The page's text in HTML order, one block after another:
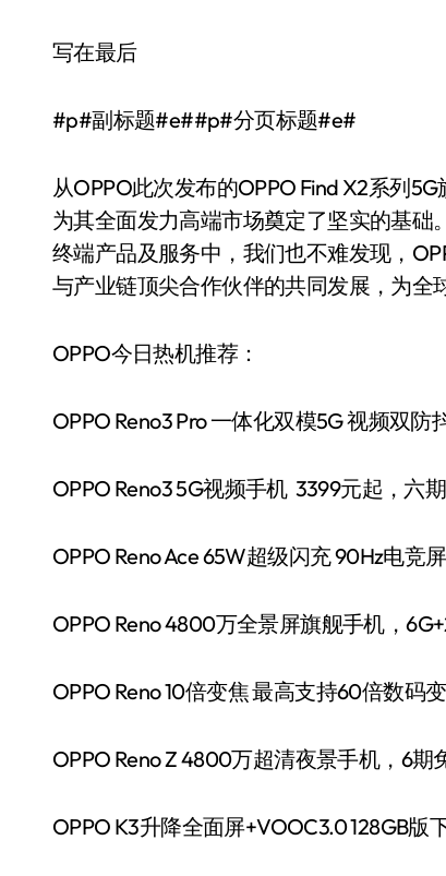
写在最后
#p#副标题#e##p#分页标题#e#
从OPPO此次发布的OPPO Find X2系列
为其全面发力高端市场奠定了坚实的基
终端产品及服务中，我们也不难发现，
与产业链顶尖合作伙伴的共同发展，为全
OPPO今日热机推荐：
OPPO Reno3 Pro 一体化双模5G 视频双
OPPO Reno3 5G视频手机 3399元起，六
OPPO Reno Ace 65W超级闪充 90Hz电竞
OPPO Reno 4800万全景屏旗舰手机，
OPPO Reno 10倍变焦 最高支持60倍数码
OPPO Reno Z 4800万超清夜景手机，6期
OPPO K3升降全面屏+VOOC3.0 128GB